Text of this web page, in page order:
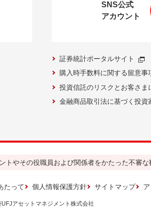
SNS公式
アカウント
証券統計ポータルサイト
購入時手数料に関する留意事
投資信託のリスクとお客さま
金融商品取引法に基づく投資
トやその役職員および関係者をかたった不審
たって 個人情報保護方針 サイトマップ
UFJアセットマネジメント株式会社